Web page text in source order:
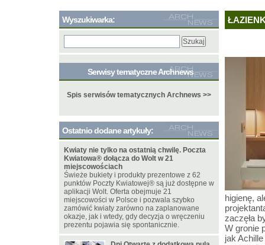
higienę,
zaczęła
W gronie
jak
Wyszukiwarka:
Serwisy tematyczne Archnews
Spis serwisów tematycznych Archnews >>
Ostatnio dodane artykuły:
Kwiaty nie tylko na ostatnią chwilę. Poczta
Kwiatowa® dołącza do Wolt w 21
miejscowościach
Świeże bukiety i produkty prezentowe z 62
punktów Poczty Kwiatowej® są już dostępne w
aplikacji Wolt. Oferta obejmuje 21
miejscowości w Polsce i pozwala szybko
zamówić kwiaty zarówno na zaplanowane
okazje, jak i wtedy, gdy decyzja o wręczeniu
prezentu pojawia się spontanicznie.